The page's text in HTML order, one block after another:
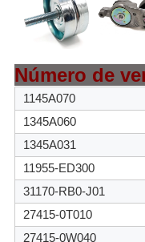
Número de
1145A070
1345A060
1345A031
11955-ED300
31170-RB0-J01
27415-0T010
27415-0W040